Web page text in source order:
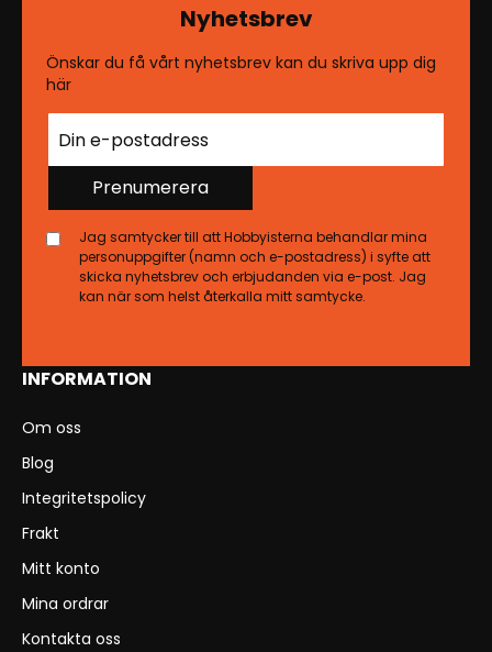
INFORMATION
Om oss
Blog
Integritetspolicy
Frakt
Mitt konto
Mina ordrar
Kontakta oss
Nyhetsbrev
Önskar du få vårt nyhetsbrev kan du skriva upp dig
här
Prenumerera
Jag samtycker till att Hobbyisterna behandlar mina
personuppgifter (namn och e-postadress) i syfte att
skicka nyhetsbrev och erbjudanden via e-post. Jag
kan när som helst återkalla mitt samtycke.